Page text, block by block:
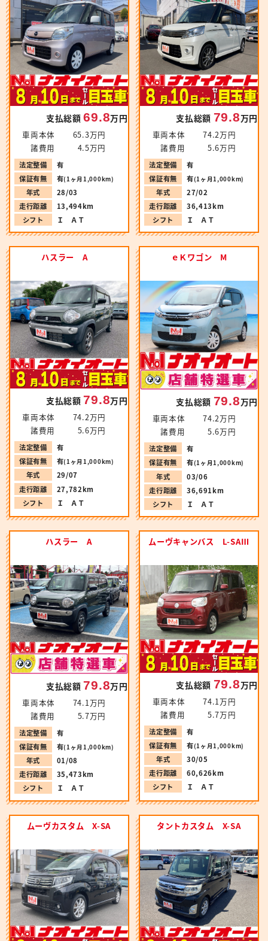
支払総額69.8万円
車両本体
65.3万円
諸費用
4.5万円
法定整備
有
保証有無
有(1ヶ月1,000km)
年式
28/03
走行距離
13,494km
シフト
Ｉ ＡＴ
支払総額 79.8万円
車両本体
74.2万円
諸費用
5.6万円
法定整備
有
保証有無
有(1ヶ月1,000km)
年式
27/02
走行距離
36,413km
シフト
Ｉ ＡＴ
ハスラー A
支払総額 79.8万円
車両本体
74.2万円
諸費用
5.6万円
法定整備
有
保証有無
有(1ヶ月1,000km)
年式
29/07
走行距離
27,782km
シフト
Ｉ ＡＴ
ｅＫワゴン M
支払総額 79.8万円
車両本体
74.2万円
諸費用
5.6万円
法定整備
有
保証有無
有(1ヶ月1,000km)
年式
03/06
走行距離
36,691km
シフト
Ｉ ＡＴ
ハスラー A
支払総額 79.8万円
車両本体
74.1万円
諸費用
5.7万円
法定整備
有
保証有無
有(1ヶ月1,000km)
年式
01/08
走行距離
35,473km
シフト
Ｉ ＡＴ
ムーヴキャンバス L-SAⅢ
支払総額 79.8万円
車両本体
74.1万円
諸費用
5.7万円
法定整備
有
保証有無
有(1ヶ月1,000km)
年式
30/05
走行距離
60,626km
シフト
Ｉ ＡＴ
ムーヴカスタム X-SA タントカスタム X-SA